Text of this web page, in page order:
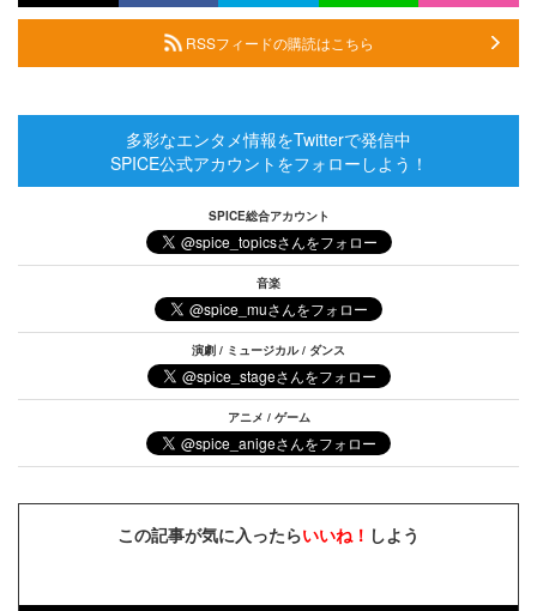
RSSフィードの購読はこちら
多彩なエンタメ情報をTwitterで発信中
SPICE公式アカウントをフォローしよう！
SPICE総合アカウント
音楽
演劇 / ミュージカル / ダンス
アニメ / ゲーム
この記事が気に入ったらいいね！ しよう